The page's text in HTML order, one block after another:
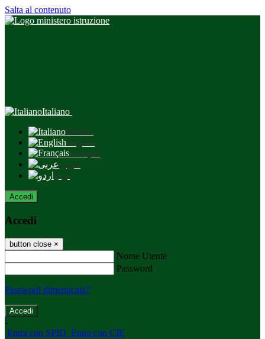
Salta al contenuto
Italiano
Italiano
English
Français
عربى
اردو
Accedi
Accedi
button close ×
Nome Utente
Password
Password dimenticata?
-
Entra con SPID Entra con CIE